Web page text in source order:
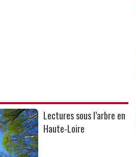
Lectures sous l’arbre en
Haute-Loire